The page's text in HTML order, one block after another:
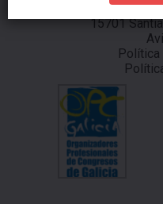
Dr.
15701
Política